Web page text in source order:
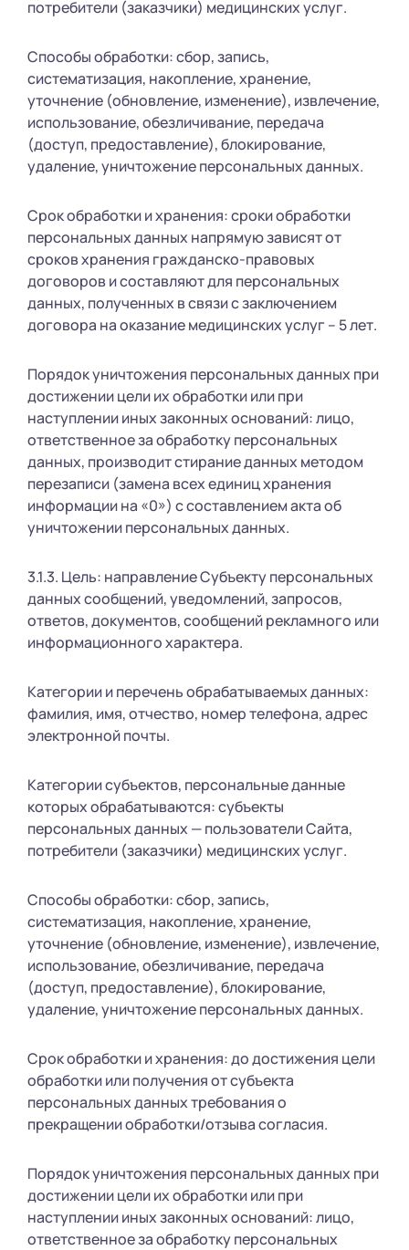
потребители (заказчики) медицинских услуг.
Способы обработки: сбор, запись,
систематизация, накопление, хранение,
уточнение (обновление, изменение), извлечение,
использование, обезличивание, передача
(доступ, предоставление), блокирование,
удаление, уничтожение персональных данных.
Срок обработки и хранения: сроки обработки
персональных данных напрямую зависят от
сроков хранения гражданско-правовых
договоров и составляют для персональных
данных, полученных в связи с заключением
договора на оказание медицинских услуг – 5 лет.
Порядок уничтожения персональных данных при
достижении цели их обработки или при
наступлении иных законных оснований: лицо,
ответственное за обработку персональных
данных, производит стирание данных методом
перезаписи (замена всех единиц хранения
информации на «0») с составлением акта об
уничтожении персональных данных.
3.1.3. Цель: направление Субъекту персональных
данных сообщений, уведомлений, запросов,
ответов, документов, сообщений рекламного или
информационного характера.
Категории и перечень обрабатываемых данных:
фамилия, имя, отчество, номер телефона, адрес
электронной почты.
Категории субъектов, персональные данные
которых обрабатываются: субъекты
персональных данных — пользователи Сайта,
потребители (заказчики) медицинских услуг.
Способы обработки: сбор, запись,
систематизация, накопление, хранение,
уточнение (обновление, изменение), извлечение,
использование, обезличивание, передача
(доступ, предоставление), блокирование,
удаление, уничтожение персональных данных.
Срок обработки и хранения: до достижения цели
обработки или получения от субъекта
персональных данных требования о
прекращении обработки/отзыва согласия.
Порядок уничтожения персональных данных при
достижении цели их обработки или при
наступлении иных законных оснований: лицо,
ответственное за обработку персональных